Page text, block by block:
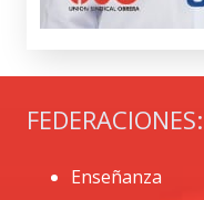
FEDERACIONES:
Enseñanza